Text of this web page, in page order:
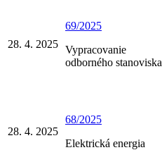
28. 4. 2025
69/2025
Vypracovanie
odborného stanoviska
28. 4. 2025
68/2025
Elektrická energia